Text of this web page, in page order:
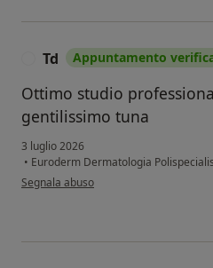
Td Appuntamento
Ottimo studio
gentilissimo tuna
3 luglio 2026
• Euroderm Dermatologia
secondo l'opinione dell'utente Td
Segnala abuso